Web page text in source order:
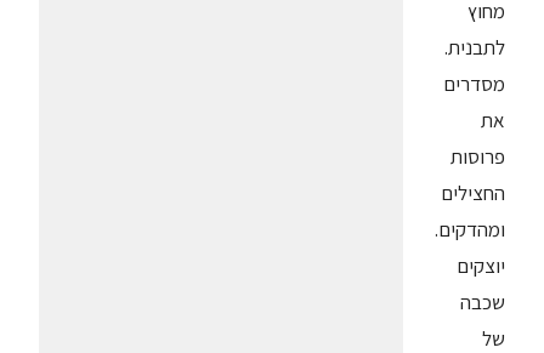
מחוץ
לתבנית.
מסדרים
את
פרוסות
החצילים
ומהדקים.
יוצקים
שכבה
של